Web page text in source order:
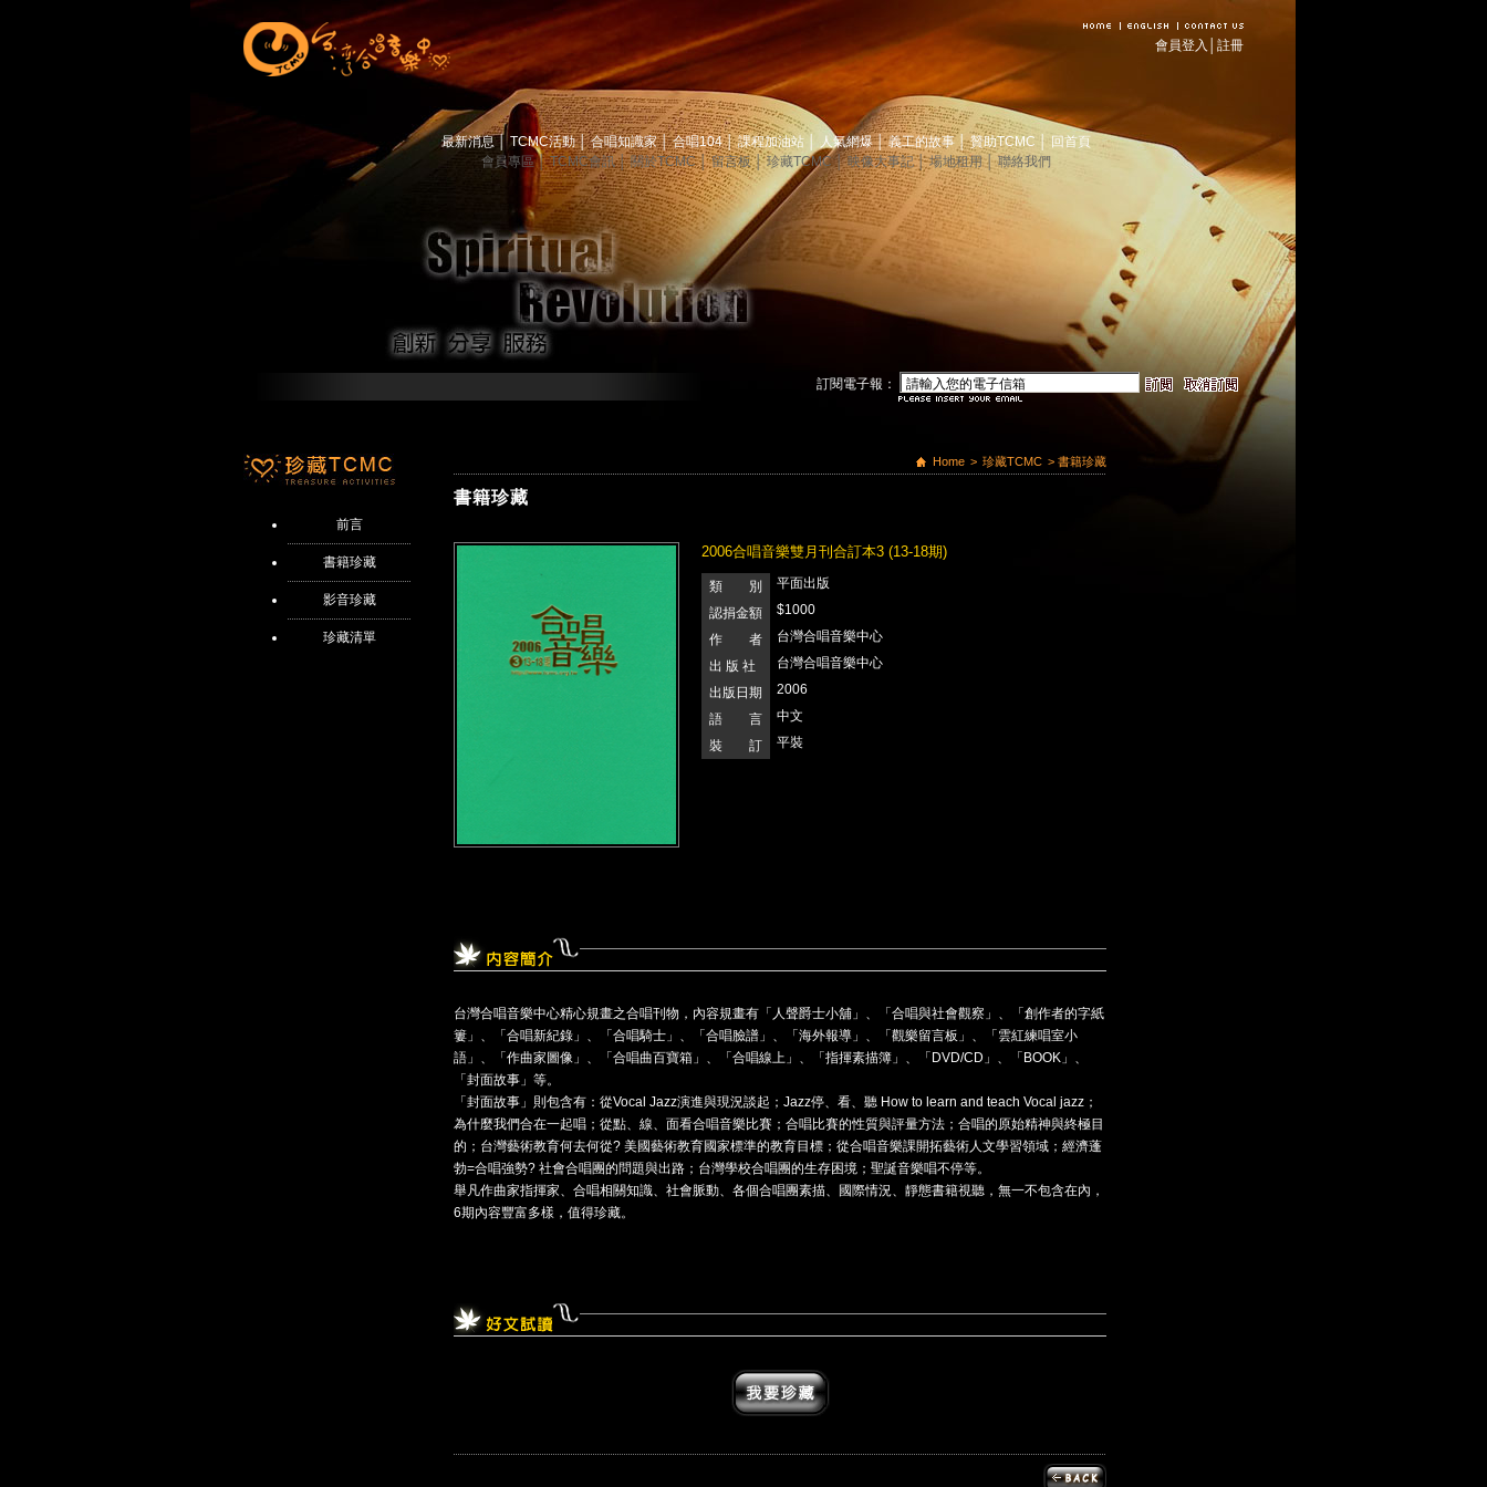
註冊
會員登入
最新消息 TCMC活動│ 合唱知識家│ 合唱104│ 課程加油站 人氣網爆│ 義工的故事 │ 贊助TCMC │ 回首頁
會員專區│ TCMC會訊│ 關於TCMC│ 留言板│ 珍藏TCMC│ 映像大事記│ 場地租用│ 聯絡我們
訂閱電子報：
前言
書籍珍藏
影音珍藏
珍藏清單
Home > 珍藏TCMC > 書籍珍藏
書籍珍藏
2006合唱音樂雙月刊合訂本3 (13-18期)
類 別
平面出版
認捐金額
$1000
作 者
台灣合唱音樂中心
出 版 社
台灣合唱音樂中心
出版日期
2006
語 言
中文
裝 訂
平裝
台灣合唱音樂中心精心規畫之合唱刊物，內容規畫有「人聲爵士小舖」、「合唱與社會觀察」、「創作者的字紙
簍」、「合唱新紀錄」、「合唱騎士」、「合唱臉譜」、「海外報導」、「觀樂留言板」、「雲紅練唱室小
語」、「作曲家圖像」、「合唱曲百寶箱」、「合唱線上」、「指揮素描簿」、「DVD/CD」、「BOOK」、
「封面故事」等。
「封面故事」則包含有：從Vocal Jazz演進與現況談起；Jazz停、看、聽 How to learn and teach Vocal jazz；
為什麼我們合在一起唱；從點、線、面看合唱音樂比賽；合唱比賽的性質與評量方法；合唱的原始精神與終極目
的；台灣藝術教育何去何從? 美國藝術教育國家標準的教育目標；從合唱音樂課開拓藝術人文學習領域；經濟蓬
勃=合唱強勢? 社會合唱團的問題與出路；台灣學校合唱團的生存困境；聖誕音樂唱不停等。
舉凡作曲家指揮家、合唱相關知識、社會脈動、各個合唱團素描、國際情況、靜態書籍視聽，無一不包含在內，
6期內容豐富多樣，值得珍藏。